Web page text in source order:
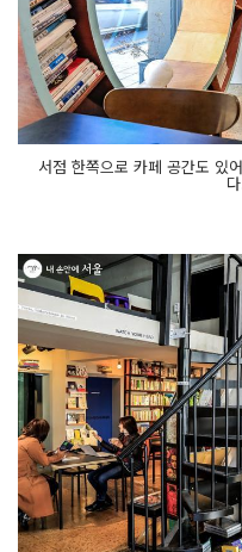
서점 한쪽으로 카페 공간도 있